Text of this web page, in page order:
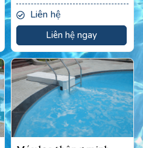
XO3Liên hệ
Liên hệ ngay